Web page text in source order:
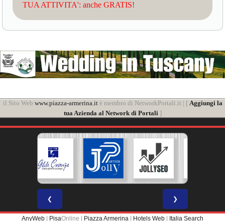
TUA ATTIVITA': anche GRATIS!
il Sito Web www.piazza-armerina.itè membro di NetworkPortali.it | [ Aggiungi la
tua Azienda al Network di Portali]
❮ ❯
AnyWeb PisaOnline | Piazza Armerina Hotels Web Italia Search